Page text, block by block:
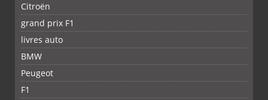
PARTAGERPARTAGER
Citroën
grand prix F1
livres auto
BMW
Peugeot
F1